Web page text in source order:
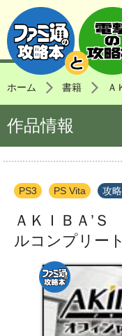
ホーム 書籍 Ａ
作品情報
PS3 PS Vita 攻
ＡＫＩＢＡ’
ルコンプリー